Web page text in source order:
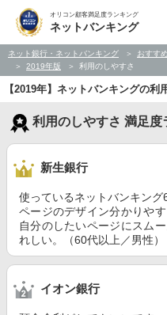
オリコン顧客満足度ランキング
ネットバンキング
ネット銀行・ネットバンキング
おすす
2019年版
利用のしやすさ
【2019年】ネットバンキングの
利用のしやすさ 満足度
新生銀行
使っているネットバンキン
ページのデザイン分かりや
自分のしたいページにスム
れしい。（60代以上／男性）
イオン銀行